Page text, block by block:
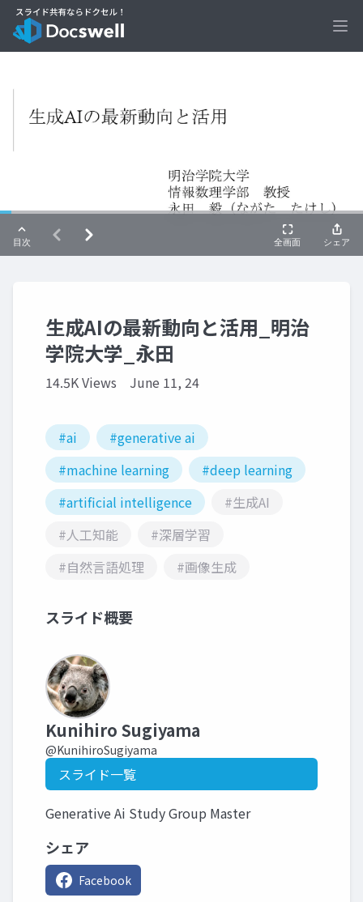
生成AIの最新動向と活用_明治
学院大学_永田
14.5K Views June 11, 24
#ai
#generative ai
#machine learning
#deep learning
#artificial intelligence
#生成AI
#人工知能
#深層学習
#自然言語処理
#画像生成
スライド概要
Kunihiro Sugiyama
@KunihiroSugiyama
スライド一覧
Generative Ai Study Group Master
シェア
Facebook